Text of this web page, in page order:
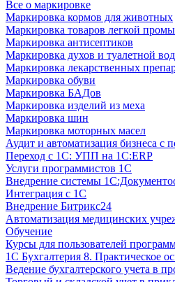
Все о маркировке
Маркировка кормов для животных
Маркировка товаров легкой
Маркировка антисептиков
Маркировка духов и туалетной
Маркировка лекарственных
Маркировка обуви
Маркировка БАДов
Маркировка изделий из меха
Маркировка шин
Маркировка моторных масел
Аудит и автоматизация бизнеса с
Переход с 1С: УПП на 1С:ERP
Услуги программистов 1С
Внедрение системы
Интеграция с 1С
Внедрение Битрикс24
Автоматизация медицинских
Обучение
Курсы для пользователей
1С Бухгалтерия 8. Практическое
Ведение бухгалтерского учета в